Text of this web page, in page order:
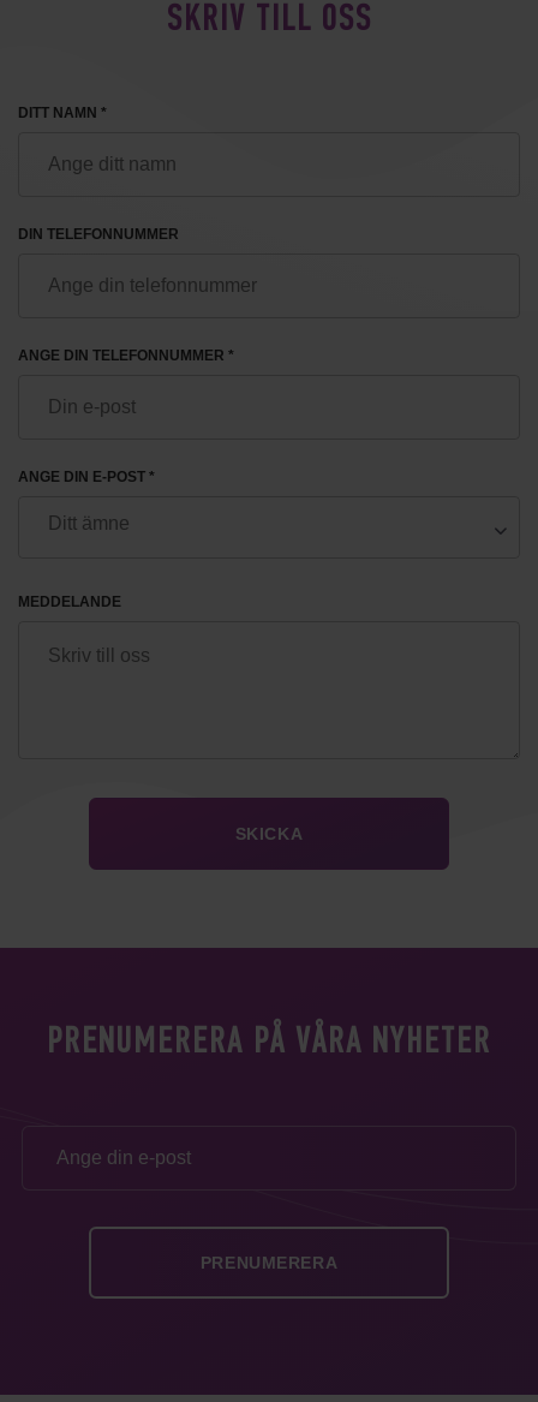
SKRIV TILL OSS
DITT NAMN *
DIN TELEFONNUMMER
ANGE DIN TELEFONNUMMER *
ANGE DIN E-POST *
MEDDELANDE
PRENUMERERA PÅ VÅRA NYHETER